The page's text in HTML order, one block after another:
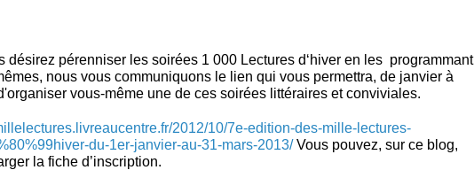
désirez pérenniser les soirées 1 000 Lectures d‘hiver en les programmant
nous vous communiquons le lien qui vous permettra, de janvier à
vous-même une de ces soirées littéraires et conviviales.
2012/10/7e-edition-des-mille-lectures-
du-1er-janvier-au-31-mars-2013/Vous pouvez, sur ce blog,
la fiche d’inscription.